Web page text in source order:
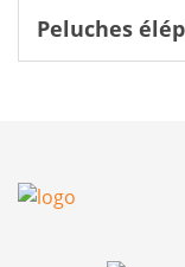
Peluches